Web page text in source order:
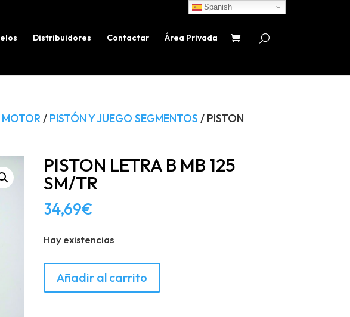
Distribuidores Contactar Área Privada
productos
MOTOR/ PISTÓN Y JUEGO SEGMENTOS / PISTON
PISTON LETRA B MB 125
SM/TR
34,69€
Hay existencias
PISTON
LETRA
Añadir al carrito
Spanish